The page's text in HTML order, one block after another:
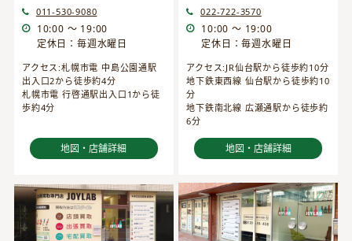
011-530-9080
10:00 ～ 19:00
定休日：毎週水曜日
アクセス:札幌市電 中島公園通駅
出入口2から徒歩約4分
札幌市電 行啓通駅出入口1から徒
歩約4分
地図・店舗詳細
022-722-3570
10:00 ～ 19:00
定休日：毎週水曜日
アクセス:JR仙台駅から徒歩約10分
地下鉄東西線 仙台駅から徒歩約10
分
地下鉄南北線 広瀬通駅から徒歩約
6分
地図・店舗詳細